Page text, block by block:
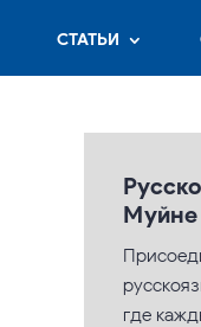
СТАТЬИ
Муйне
где